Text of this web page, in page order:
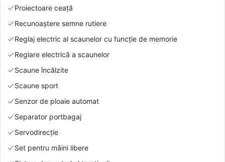
Proiectoare ceață
Recunoaștere semne rutiere
Reglaj electric al scaunelor cu funcție de memorie
Reglare electrică a scaunelor
Scaune încălzite
Scaune sport
Senzor de ploaie automat
Separator portbagaj
Servodirecție
Set pentru mâini libere